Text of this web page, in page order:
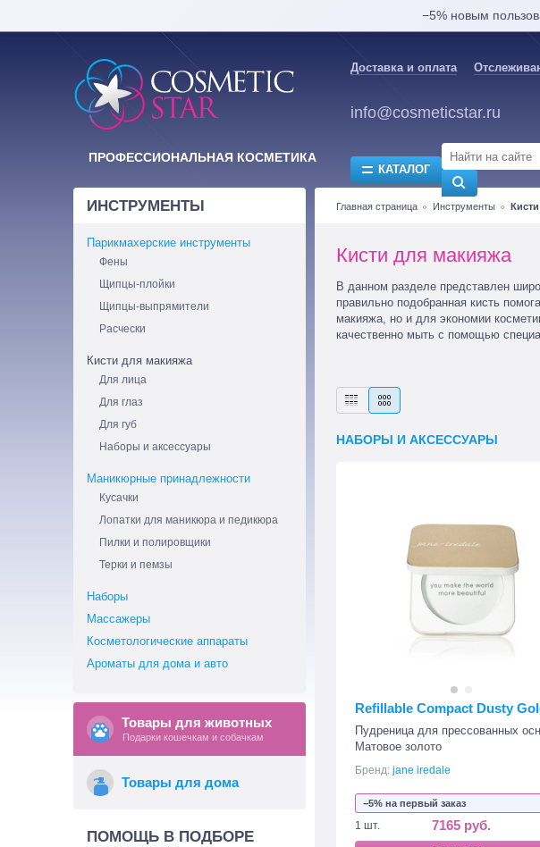
−5% новым
ПРОФЕССИОНАЛЬНАЯ КОСМЕТИКА
Доставка и оплата
info@cosmeticstar.ru
КАТАЛОГ
Главная страница Инструменты
Кисти для макияжа
В данном разделе представлен
правильно подобранная кисть
макияжа, но и для экономии
качественно мыть с помощью
НАБОРЫ И АКСЕССУАРЫ
Refillable Compact Dusty
Пудреница для прессованных
Матовое золото
Бренд: jane iredale
−5% на первый заказ
1 шт.
7165 руб.
ИНСТРУМЕНТЫ
Парикмахерские инструменты
Фены
Щипцы-плойки
Щипцы-выпрямители
Расчески
Кисти для макияжа
Для лица
Для глаз
Для губ
Наборы и аксессуары
Маникюрные принадлежности
Кусачки
Лопатки для маникюра и педикюра
Пилки и полировщики
Терки и пемзы
Наборы
Массажеры
Косметологические аппараты
Ароматы для дома и авто
Товары для животных
Подарки кошечкам и собачкам
Товары для дома
ПОМОЩЬ В ПОДБОРЕ